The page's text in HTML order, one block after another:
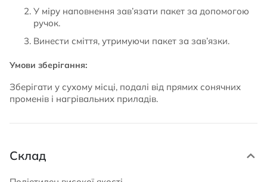
У міру наповнення зав’язати пакет за допомогою
ручок.
Винести сміття, утримуючи пакет за зав’язки.
Умови зберігання:
Зберігати у сухому місці, подалі від прямих сонячних
променів і нагрівальних приладів.
Склад